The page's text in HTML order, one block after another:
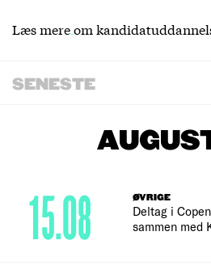
Læs mere om
SENESTE
ØVRIGE
Deltag i
sammen med
15.08